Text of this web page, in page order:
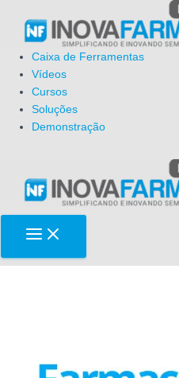
conteúdoCaixa de Ferramentas
Vídeos
Cursos
Soluções
Demonstração
MAIN